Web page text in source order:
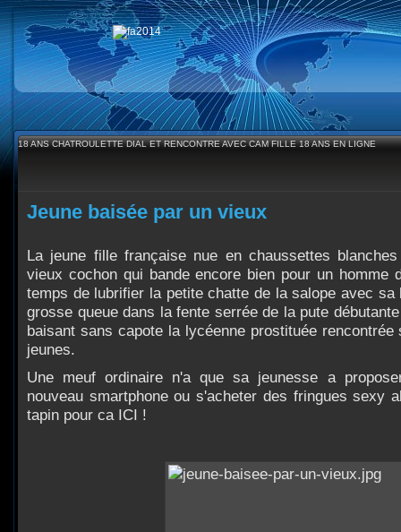
18 ANS CHATROULETTE DIAL ET RENCONTRE AVEC CAM FILLE 18 ANS EN LIGNE
Jeune baisée par un vieux
La jeune fille française nue en chaussettes
vieux cochon qui bande encore bien pour un homme
temps de lubrifier la petite chatte de la salope avec sa
grosse queue dans la fente serrée de la pute
baisant sans capote la lycéenne prostituée
jeunes.
Une meuf ordinaire n'a que sa jeunesse a
nouveau smartphone ou s'acheter des fringues sexy
tapin pour ca ICI !